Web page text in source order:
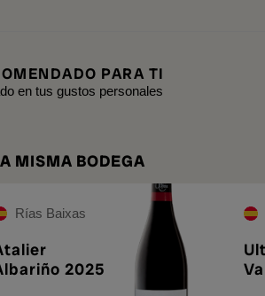
PARA TI
en tus gustos personales
MISMA BODEGA
Rías Baixas
2025